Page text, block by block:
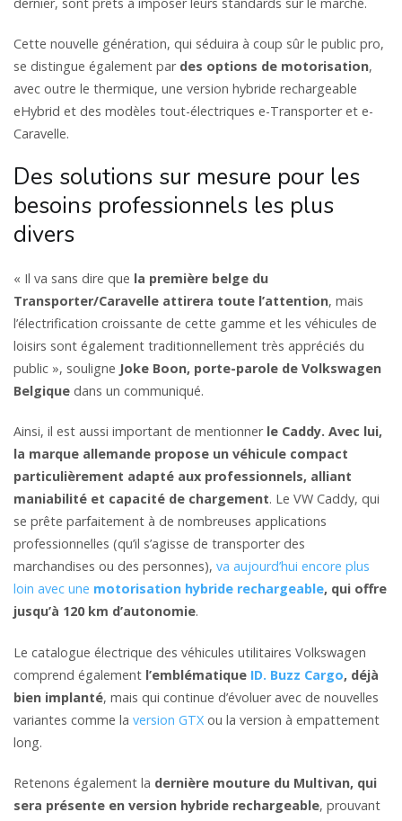
Cette nouvelle génération, qui séduira à coup sûr le public pro,
se distingue également par des options de motorisation,
avec outre le thermique, une version hybride rechargeable
eHybrid et des modèles tout-électriques e-Transporter et e-
Caravelle.
Des solutions sur mesure pour les
besoins professionnels les plus
divers
« Il va sans dire que la première belge du
Transporter/Caravelle attirera toute l’attention, mais
l’électrification croissante de cette gamme et les véhicules de
loisirs sont également traditionnellement très appréciés du
public », souligne Joke Boon, porte-parole de Volkswagen
Belgique dans un communiqué.
Ainsi, il est aussi important de mentionner le Caddy. Avec lui,
la marque allemande propose un véhicule compact
particulièrement adapté aux professionnels, alliant
maniabilité et capacité de chargement. Le VW Caddy, qui
se prête parfaitement à de nombreuses applications
professionnelles (qu’il s’agisse de transporter des
marchandises ou des personnes), va aujourd’hui encore plus
loin avec une motorisation hybride rechargeable, qui offre
jusqu’à 120 km d’autonomie.
Le catalogue électrique des véhicules utilitaires Volkswagen
comprend également l’emblématique ID. Buzz Cargo, déjà
bien implanté, mais qui continue d’évoluer avec de nouvelles
variantes comme la version GTX ou la version à empattement
long.
Retenons également la dernière mouture du Multivan, qui
sera présente en version hybride rechargeable, prouvant